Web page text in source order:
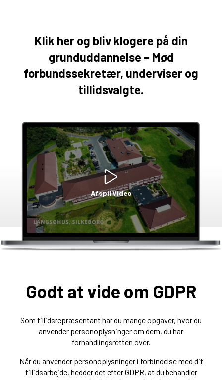
Klik her og bliv klogere på din
grunduddannelse – Mød
forbundssekretær, underviser og
tillidsvalgte.
Afspil Video
Godt at vide om GDPR
Som tillidsrepræsentant har du mange opgaver, hvor du
anvender personoplysninger om dem, du har
forhandlingsretten over.
Når du anvender personoplysninger i forbindelse med dit
tillidsarbejde, hedder det efter GDPR, at du behandler